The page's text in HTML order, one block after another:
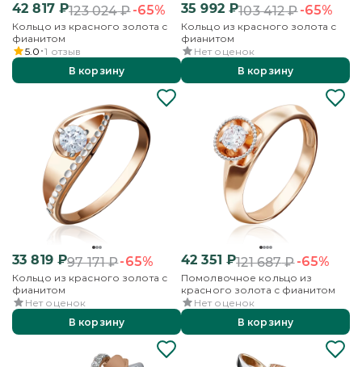
42 817₽123 024₽-65%
Кольцо из красного золота с
фианитом
5.0 1 отзыв
В корзину
35 992₽103 412₽-65%
Кольцо из красного золота с
фианитом
Нет оценок
В корзину
33 819₽97 171₽-65%
Кольцо из красного золота с
фианитом
Нет оценок
В корзину
42 351 ₽121 687₽-65%
Помолвочное кольцо из
красного золота с фианитом
Нет оценок
В корзину